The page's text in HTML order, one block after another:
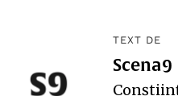
TEXT DE
Scena9